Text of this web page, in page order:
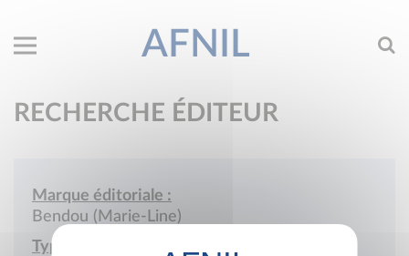
AFNIL
RECHERCHE ÉDITEUR
Marque éditoriale :
Bendou (Marie-Line)
Type de société :